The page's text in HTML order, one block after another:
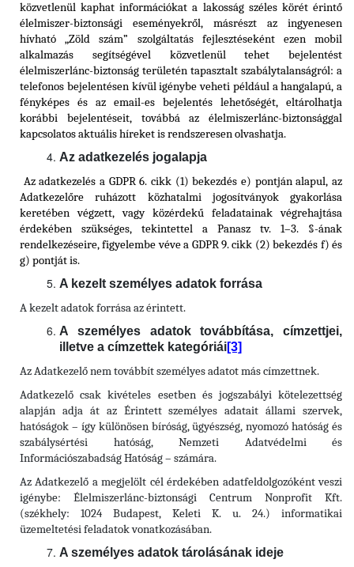
közvetlenül kaphat információkat a lakosság széles körét érintő
élelmiszer-biztonsági eseményekről, másrészt az ingyenesen
hívható „Zöld szám” szolgáltatás fejlesztéseként ezen mobil
alkalmazás segítségével közvetlenül tehet bejelentést
élelmiszerlánc-biztonság területén tapasztalt szabálytalanságról: a
telefonos bejelentésen kívül igénybe veheti például a hangalapú, a
fényképes és az email-es bejelentés lehetőségét, eltárolhatja
korábbi bejelentéseit, továbbá az élelmiszerlánc-biztonsággal
kapcsolatos aktuális híreket is rendszeresen olvashatja.
Az adatkezelés jogalapja
Az adatkezelés a GDPR 6. cikk (1) bekezdés e) pontján alapul, az
Adatkezelőre ruházott közhatalmi jogosítványok gyakorlása
keretében végzett, vagy közérdekű feladatainak végrehajtása
érdekében szükséges, tekintettel a Panasz tv. 1–3. §-ának
rendelkezéseire, figyelembe véve a GDPR 9. cikk (2) bekezdés f) és
g) pontját is.
A kezelt személyes adatok forrása
A kezelt adatok forrása az érintett.
A személyes adatok továbbítása, címzettjei,
illetve a címzettek kategóriái[3]
Az Adatkezelő nem továbbít személyes adatot más címzettnek.
Adatkezelő csak kivételes esetben és jogszabályi kötelezettség
alapján adja át az Érintett személyes adatait állami szervek,
hatóságok – így különösen bíróság, ügyészség, nyomozó hatóság és
szabálysértési hatóság, Nemzeti Adatvédelmi és
Információszabadság Hatóság – számára.
Az Adatkezelő a megjelölt cél érdekében adatfeldolgozóként veszi
igénybe: Élelmiszerlánc-biztonsági Centrum Nonprofit Kft.
(székhely: 1024 Budapest, Keleti K. u. 24.) informatikai
üzemeltetési feladatok vonatkozásában.
A személyes adatok tárolásának ideje